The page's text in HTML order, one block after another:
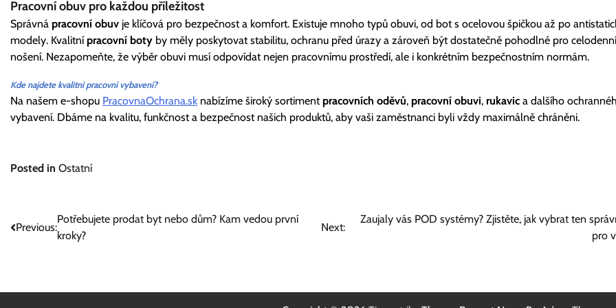
Pracovní obuv pro každou příležitost
Správná pracovní obuv je klíčová pro bezpečnost a komfort. Existuje mnoho typů obuvi, od bot s ocelovou špičkou až po
modely. Kvalitní pracovní boty by měly poskytovat stabilitu, ochranu před úrazy a zároveň být dostatečně pohodlné pro celodenní
nošení. Nezapomeňte, že výběr obuvi musí odpovídat nejen pracovnímu prostředí, ale i konkrétním bezpečnostním normám.
Kde najdete kvalitní pracovní vybavení?
Na našem e-shopu PracovnaOchrana.sk nabízíme široký sortiment pracovních oděvů, pracovní obuvi, rukavic a dalšího
vybavení. Dbáme na kvalitu, funkčnost a bezpečnost našich produktů, aby vaši zaměstnanci byli vždy maximálně chráněni.
Posted in Ostatní
Navigace
Previous:
Potřebujete prodat byt nebo dům? Kam vedou první
kroky?
Next:
Zaujaly vás POD systémy? Zjistěte, jak vybrat ten
pro